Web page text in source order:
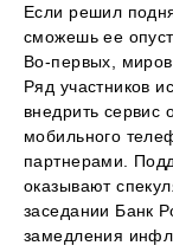
Если решил
сможешь ее
Во-первых,
Ряд участников
внедрить сервис
мобильного
партнерами.
оказывают
заседании Банк
замедления